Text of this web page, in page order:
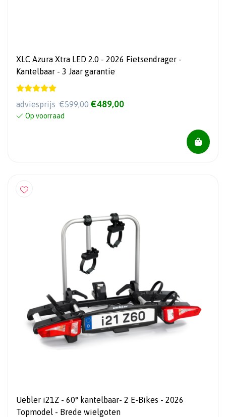
XLC Azura Xtra LED 2.0 - 2026 Fietsendrager -
Kantelbaar - 3 Jaar garantie
adviesprijs €599,00 €489,00
Op voorraad
Uebler i21Z - 60° kantelbaar- 2 E-Bikes - 2026
Topmodel - Brede wielgoten